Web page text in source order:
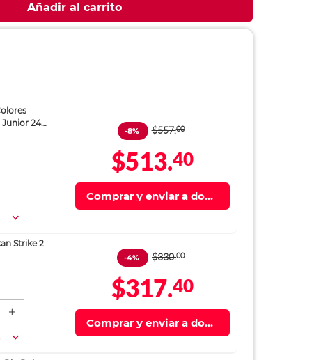
Añadir al carrito
24
$513.40
-8% $557.00
Comprar y enviar a domi
cilio
Strike 2
$317.40
-4% $330.00
Comprar y enviar a domi